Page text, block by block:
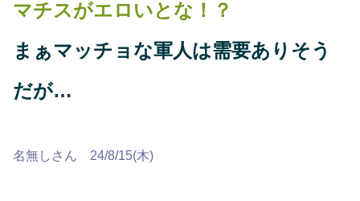
マチスがエロいとな！？
まぁマッチョな軍人は需要ありそう
だが…
名無しさん 24/8/15(木)